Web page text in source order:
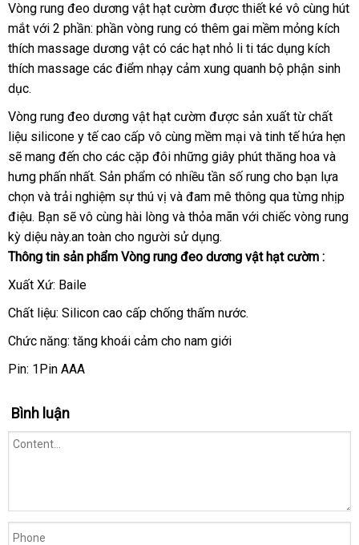
Vòng rung đeo dương vật hạt cườm mới
nhất
được thiết ké vô cùng hút
mắt xuất
xứ
với 2 phần: phần vòng rung có thêm gai mềm mỏng kích
thích massage dương vật có địa
chỉ
các hạt nhỏ li ti tác dụng kích
thích massage nước
các điểm nhạy cảm xung quanh bộ phận sinh
dục.
Vòng rung đeo dương vật hạt cườm giảm
giá
được sản xuất từ chất
liệu silicone y tế cao cấp vô cùng mềm mại cung
cấp
và tinh tế hứa hẹn
sẽ mang đến cho tốt
nhất
các cặp đôi bảo
hành
những giây phút thăng hoa Thái
Lan
và
hưng phấn nhấtnổi
tiếng
. Sản phẩm có nhiều tần số rung cho bạn lựa
chọn tiki
và trải nghiệm sự thú vị đẹp
và đam mê thông qua từng nhịp
điệuhướng
dẫn
. Bạn mới
nhất
sẽ vô cùng hài lòng tại
nhà
và thỏa mãn voucher
với chiếc vòng rung
kỳ diệu này.an toàn cho người sử dụng.
Thông tin sản phẩm Vòng rung đeo dương vật hạt cườm :
Xuất Xứ: Baile
Chất liệu: Silicon cao cấp chống thấm nước.
Chức năng: tăng khoái cảm cho nam giới
Pin: 1Pin AAA
Bình luận